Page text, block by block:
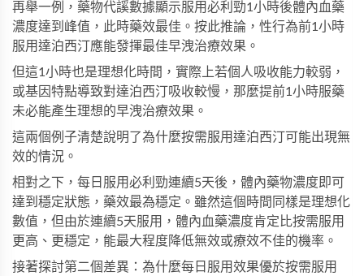
再舉一例，藥物代謑數據顯示服用必利勁1小時後體內血藥
濃度達到峰值，此時藥效最佳。按此推論，性行為前1小時
服用達泊西汀應能發揮最佳早洩治療效果。
但這1小時也是理想化時間，實際上若個人吸收能力較弱，
或基因特點導致對達泊西汀吸收較慢，那麼提前1小時服藥
未必能產生理想的早洩治療效果。
這兩個例子清楚說明了為什麼按需服用達泊西汀可能出現無
效的情況。
相對之下，每日服用必利勁連續5天後，體內藥物濃度即可
達到穩定狀態，藥效最為穩定。雖然這個時間同樣是理想化
數值，但由於連續5天服用，體內血藥濃度肯定比按需服用
更高、更穩定，能最大程度降低無效或療效不佳的機率。
接著探討第二個差異：為什麼每日服用效果優於按需服用